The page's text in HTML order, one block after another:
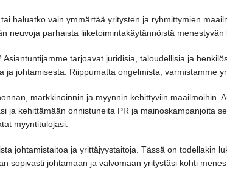
haluatko vain ymmärtää yritysten ja ryhmittymien
neuvoja parhaista liiketoimintakäytännöistä menestyvän
tarjoavat juridisia, taloudellisia ja
ja johtamisesta. Riippumatta ongelmista, varmistamme
markkinoinnin ja myynnin kehittyviin maailmoihin.
ja kehittämään onnistuneita PR ja mainoskampanjoita
myyntitulojasi.
johtamistaitoa ja yrittäjyystaitoja. Tässä on todellakin
sopivasti johtamaan ja valvomaan yritystäsi kohti